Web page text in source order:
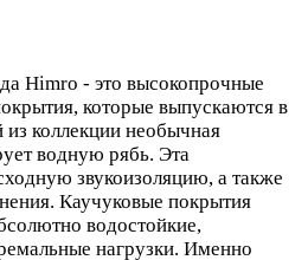
Himro - это высокопрочные
которые выпускаются в
коллекции необычная
водную рябь. Эта
звукоизоляцию, а также
Каучуковые покрытия
водостойкие,
нагрузки. Именно